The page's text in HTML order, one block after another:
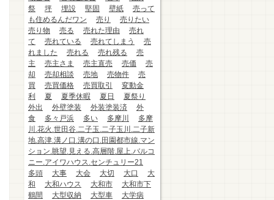
祭
坪 埋設 堅固 壁紙
売って
も住めるんだワン
売り
売りたい
売り物
売る 売れた理由
売れ
て
売れている 売れてしまう
売
れました
売れる 売れ残る
売
主
売主さま 売主直売 売価
売
却
売却相談 売地 売物件
売
買
売買価格 売買取引
変動金
利
夏 夏季休暇 夏日
夏祭り
外出
外壁塗装 外装塗装済
外
食
多々戸浜 多い 多摩川
多摩
川.花火.世田谷.二子玉.二子玉川.二子新
地.高津.溝ノ口.溝の口.田園都市線.マン
ション.眺望.見える.高層階.屋上.バルコ
ニー.アイワハウス.センチュリー21
多頭
大事 大会 大切 大口
大
和
大和ハウス 大和市
大和市下
鶴間
大型収納 大型車
大学病